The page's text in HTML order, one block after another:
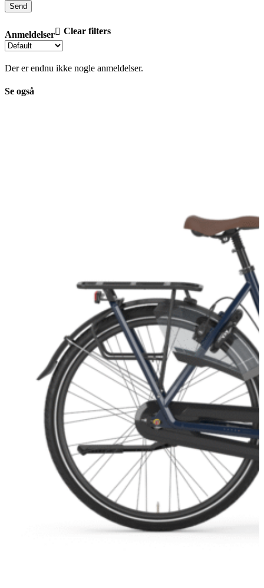
Anmeldelser Clear filters
Der er endnu ikke nogle anmeldelser.
Se også